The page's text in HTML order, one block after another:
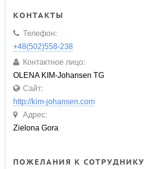
КОНТАКТЫ
Телефон:
+48(502)558-238
Контактное лицо:
OLENA KIM-Johansen TG
Сайт:
http://kim-johansen.com
Адрес:
Zielona Gora
ПОЖЕЛАНИЯ К СОТРУДНИКУ